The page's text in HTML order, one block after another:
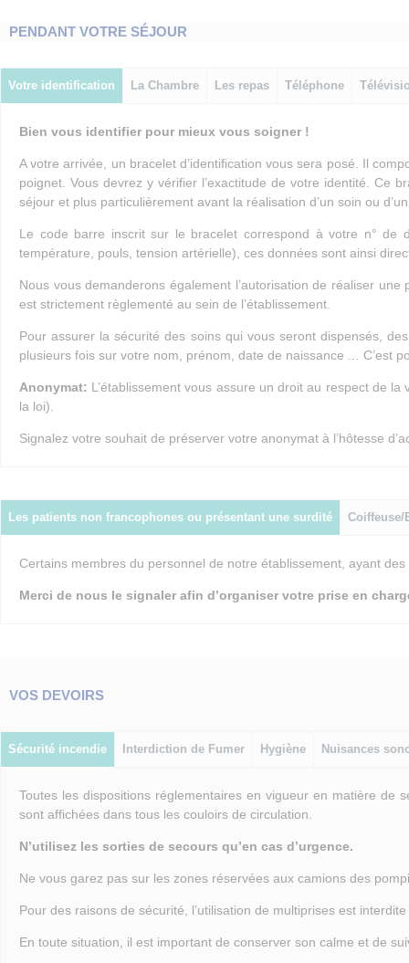
PENDANT VOTRE SÉJOUR
Votre identification La Chambre Les repas Téléphone
Bien vous identifier pour mieux vous soigner !
A votre arrivée, un bracelet d’identification vous sera posé. Il
poignet. Vous devrez y vérifier l’exactitude de votre identité. Ce
séjour et plus particulièrement avant la réalisation d’un soin ou
Le code barre inscrit sur le bracelet correspond à votre n°
température, pouls, tension artérielle), ces données sont ainsi
Nous vous demanderons également l’autorisation de réaliser
est strictement règlementé au sein de l’établissement.
Pour assurer la sécurité des soins qui vous seront dispensés,
plusieurs fois sur votre nom, prénom, date de naissance … C’est
Anonymat: L’établissement vous assure un droit au respect de
la loi).
Signalez votre souhait de préserver votre anonymat à l’hôtesse
Les patients non francophones ou présentant une surdité Coiffeuse/
Certains membres du personnel de notre établissement, ayant
Merci de nous le signaler afin d’organiser votre prise en
VOS DEVOIRS
Sécurité incendie Interdiction de Fumer Hygiène Nuisances
Toutes les dispositions réglementaires en vigueur en matière de
sont affichées dans tous les couloirs de circulation.
N’utilisez les sorties de secours qu’en cas d’urgence.
Ne vous garez pas sur les zones réservées aux camions des
Pour des raisons de sécurité, l’utilisation de multiprises est
En toute situation, il est important de conserver son calme et de